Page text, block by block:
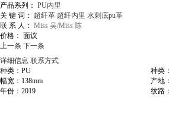
产品系列： PU内里
关 键 词：
超纤革 超纤内里 水刺底pu革
联 系 人： Miss 吴/Miss 陈
价格： 面议
上一条 下一条
详细信息 联系方式
种类：PU
种类
幅宽：138mm
产地
年份：2019
纹路